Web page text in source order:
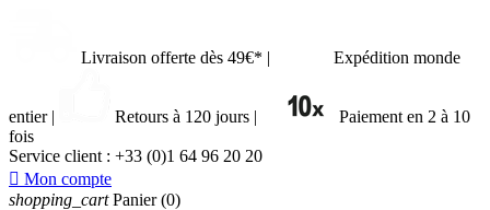
Livraison offerte dès 49€* | Expédition monde
entier | Retours à 120 jours |
Paiement en 2 à 10
fois
Service client : +33 (0)1 64 96 20 20
 Mon compte
shopping_cart Panier (0)